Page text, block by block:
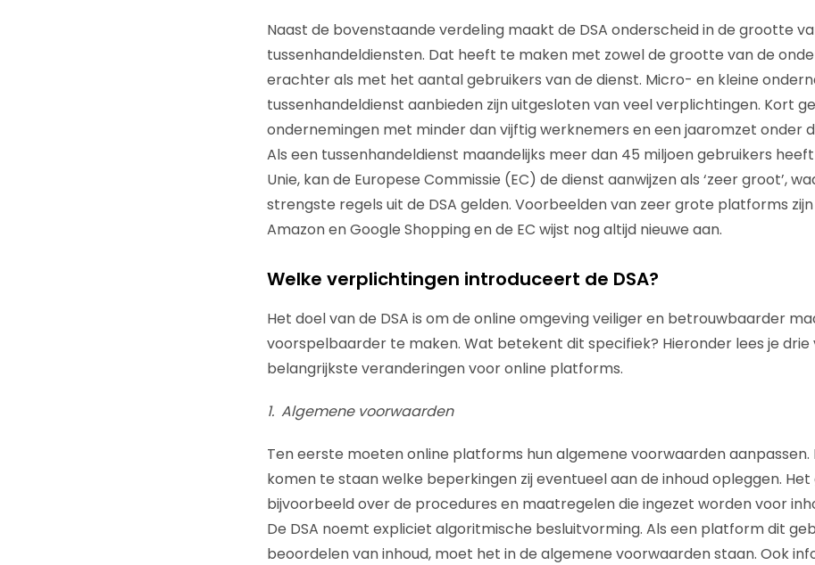
Naast de bovenstaande verdeling maakt de DSA onderscheid in de grootte
tussenhandeldiensten. Dat heeft te maken met zowel de grootte van de
erachter als met het aantal gebruikers van de dienst. Micro- en kleine
tussenhandeldienst aanbieden zijn uitgesloten van veel verplichtingen. Kort
ondernemingen met minder dan vijftig werknemers en een jaaromzet onder
Als een tussenhandeldienst maandelijks meer dan 45 miljoen gebruikers
Unie, kan de Europese Commissie (EC) de dienst aanwijzen als ‘zeer groot’,
strengste regels uit de DSA gelden. Voorbeelden van zeer grote platforms
Amazon en Google Shopping en de EC wijst nog altijd nieuwe aan.
Welke verplichtingen introduceert de DSA?
Het doel van de DSA is om de online omgeving veiliger en betrouwbaarder
voorspelbaarder te maken. Wat betekent dit specifiek? Hieronder lees je drie
belangrijkste veranderingen voor online platforms.
1. Algemene voorwaarden
Ten eerste moeten online platforms hun algemene voorwaarden aanpassen.
komen te staan welke beperkingen zij eventueel aan de inhoud opleggen.
bijvoorbeeld over de procedures en maatregelen die ingezet worden voor
De DSA noemt expliciet algoritmische besluitvorming. Als een platform dit
beoordelen van inhoud, moet het in de algemene voorwaarden staan. Ook